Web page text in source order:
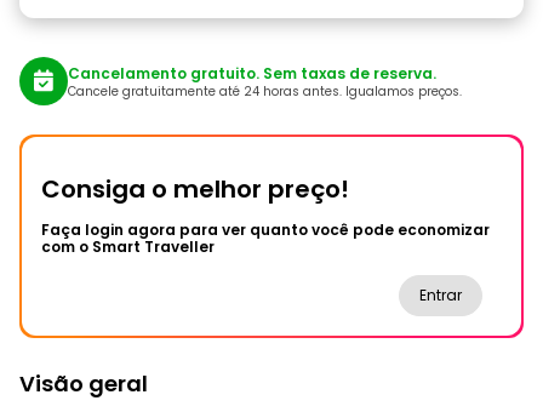
Cancelamento gratuito. Sem taxas de reserva.
Cancele gratuitamente até 24 horas antes. Igualamos preços.
Consiga o melhor preço!
Faça login agora para ver quanto você pode economizar
com o Smart Traveller
Entrar
Visão geral